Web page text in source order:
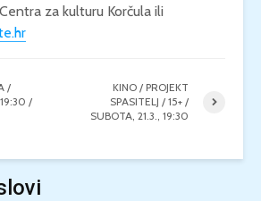
za kulturu Korčula ili
/
/
KINO / PROJEKT
SPASITELJ / 15+ /
SUBOTA, 21.3., 19:30